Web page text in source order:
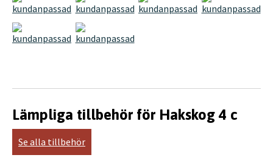
Lämpliga tillbehör för Hakskog 4 c
Se alla tillbehör